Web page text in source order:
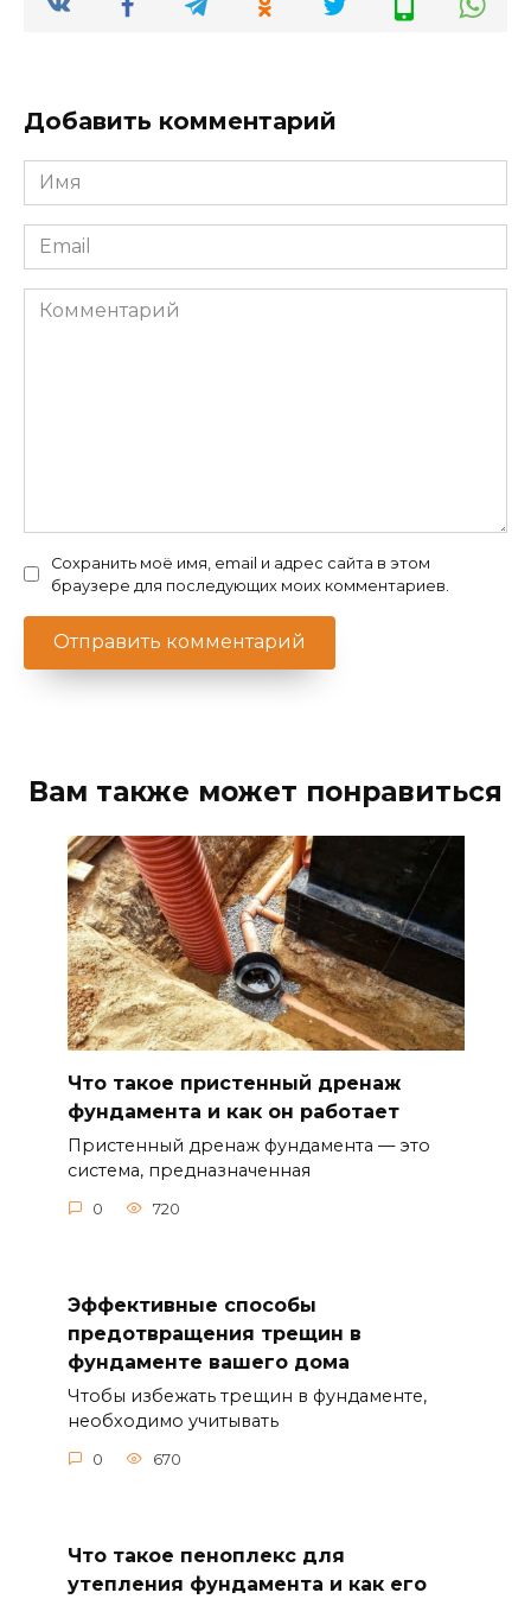
Добавить комментарий
Имя
*
Email
*
Комментарий
Сохранить моё имя, email и адрес сайта в этом
браузере для последующих моих комментариев.
Вам также может понравиться
Что такое пристенный дренаж
фундамента и как он работает
Пристенный дренаж фундамента — это
система, предназначенная
0 720
Эффективные способы
предотвращения трещин в
фундаменте вашего дома
Чтобы избежать трещин в фундаменте,
необходимо учитывать
0 670
Что такое пеноплекс для
утепления фундамента и как его